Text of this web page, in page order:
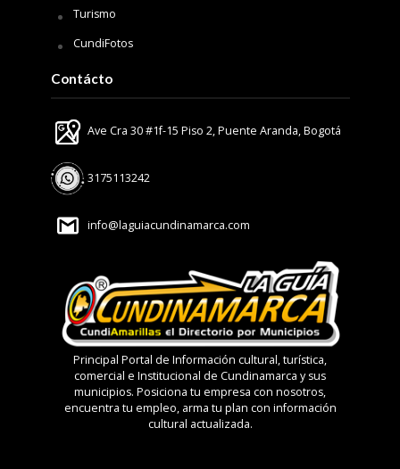
Turismo
CundiFotos
Contácto
Ave Cra 30 #1f-15 Piso 2, Puente Aranda, Bogotá
3175113242
info@laguiacundinamarca.com
Principal Portal de Información cultural, turística,
comercial e Institucional de Cundinamarca y sus
municipios. Posiciona tu empresa con nosotros,
encuentra tu empleo, arma tu plan con información
cultural actualizada.